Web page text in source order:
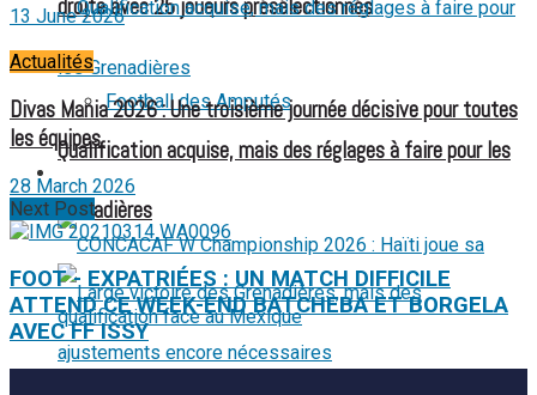
droite avec 25 joueurs présélectionnés
Football des Amputés
Qualification acquise, mais des réglages à faire pour les
Grenadières
13 June 2026
Actualités
Divas Mania 2026 : Une troisième journée décisive pour toutes
les équipes
28 March 2026
Next Post
FOOT - EXPATRIÉES : UN MATCH DIFFICILE
ATTEND CE WEEK-END BATCHEBA ET BORGELA
AVEC FF ISSY